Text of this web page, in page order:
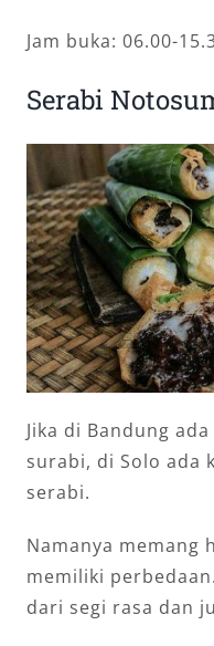
Jam buka: 06.00-
Serabi
Jika di Bandung
surabi, di Solo ada
serabi.
Namanya
memiliki
dari segi rasa dan